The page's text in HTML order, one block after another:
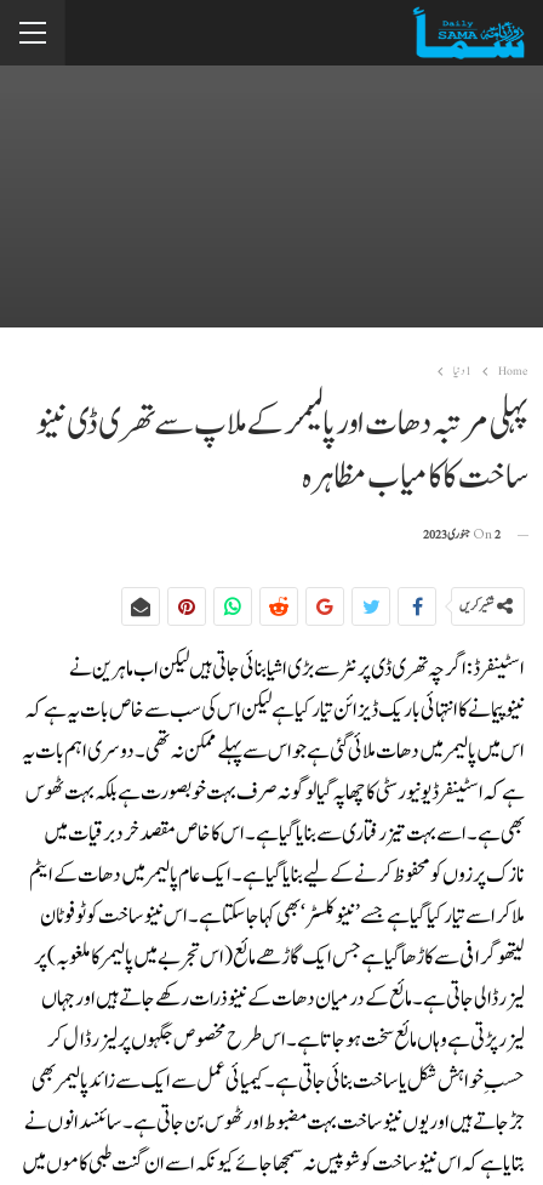
Home 1دنیا
پہلی مرتبہ دھات اور پالیمر کے ملاپ سے تھری ڈی نینو
ساخت کا کامیاب مظاہرہ
On2 جنوری 2023
شئیر کریں
اسٹینفرڈ: اگرچہ تھری ڈی پرنٹر سے بڑی اشیا بنائی جاتی ہیں لیکن اب ماہرین نے
نینوپیمانے کا انتہائی باریک ڈیزائن تیار کیا ہے لیکن اس کی سب سے خاص بات یہ ہے کہ
اس میں پالیمر میں دھات ملائی گئی ہے جو اس سے پہلے ممکن نہ تھی۔دوسری اہم بات یہ
ہے کہ اسٹینفرڈ یونیورسٹی کا چھاپہ گیا لوگو نہ صرف بہت خوبصورت ہے بلکہ بہت ٹھوس
بھی ہے۔ اسے بہت تیزرفتاری سے بنایا گیا ہے۔ اس کا خاص مقصد خردبرقیات میں
نازک پرزوں کو محفوظ کرنے کے لیے بنایا گیا ہے۔ ایک عام پالیمر میں دھات کے ایٹم
ملاکر اسے تیار کیا گیا ہے جسے ’نینوکلسٹر‘ بھی کہا جاسکتا ہے۔اس نینوساخت کو ٹوفوٹان
لیتھوگرافی سے کاڑھا گیا ہے جس ایک گاڑھے مائع (اس تجربے میں پالیمر کا ملغوبہ) پر
لیزر ڈالی جاتی ہے۔ مائع کے درمیان دھات کے نینوذرات رکھے جاتے ہیں اور جہاں
لیزر پڑتی ہے وہاں مائع سخت ہوجاتا ہے۔ اس طرح مخصوص جگہوں پر لیزر ڈال کر
حسبِ خواہش شکل یا ساخت بنائی جاتی ہے۔ کیمیائی عمل سے ایک سے زائد پالیمر بھی
جڑجاتے ہیں اور یوں نینوساخت بہت مضبوط اور ٹھوس بن جاتی ہے۔سائنسدانوں نے
بتایا ہے کہ اس نینوساخت کو شوپیس نہ سمجھاجائے کیونکہ اسے ان گنت طبی کاموں میں